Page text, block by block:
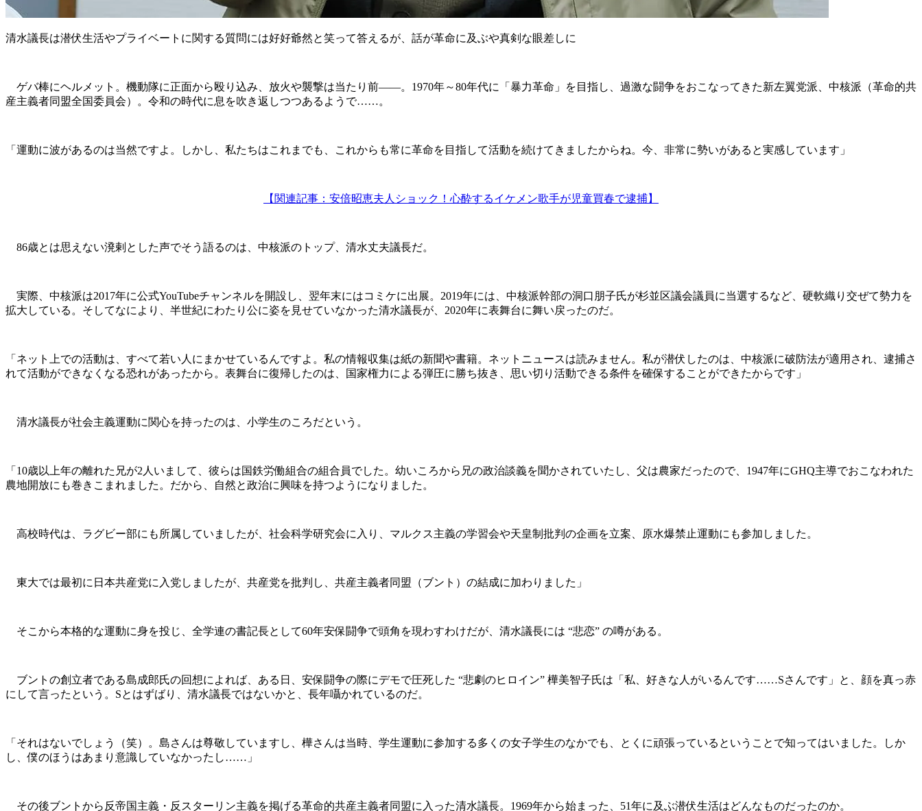
清水議長は潜伏生活やプライベートに関する質問には好好爺然と笑って答えるが、話が革命に及ぶや真剣な眼差しに
ゲバ棒にヘルメット。機動隊に正面から殴り込み、放火や襲撃は当たり前――。1970年～80年代に「暴力革命」を目指し、過激な闘争をおこなってきた新左翼党派、中核派（革命的共
産主義者同盟全国委員会）。令和の時代に息を吹き返しつつあるようで……。
「運動に波があるのは当然ですよ。しかし、私たちはこれまでも、これからも常に革命を目指して活動を続けてきましたからね。今、非常に勢いがあると実感しています」
【関連記事：安倍昭恵夫人ショック！心酔するイケメン歌手が児童買春で逮捕】
86歳とは思えない溌剌とした声でそう語るのは、中核派のトップ、清水丈夫議長だ。
実際、中核派は2017年に公式YouTubeチャンネルを開設し、翌年末にはコミケに出展。2019年には、中核派幹部の洞口朋子氏が杉並区議会議員に当選するなど、硬軟織り交ぜて勢力を
拡大している。そしてなにより、半世紀にわたり公に姿を見せていなかった清水議長が、2020年に表舞台に舞い戻ったのだ。
「ネット上での活動は、すべて若い人にまかせているんですよ。私の情報収集は紙の新聞や書籍。ネットニュースは読みません。私が潜伏したのは、中核派に破防法が適用され、逮捕さ
れて活動ができなくなる恐れがあったから。表舞台に復帰したのは、国家権力による弾圧に勝ち抜き、思い切り活動できる条件を確保することができたからです」
清水議長が社会主義運動に関心を持ったのは、小学生のころだという。
「10歳以上年の離れた兄が2人いまして、彼らは国鉄労働組合の組合員でした。幼いころから兄の政治談義を聞かされていたし、父は農家だったので、1947年にGHQ主導でおこなわれた
農地開放にも巻きこまれました。だから、自然と政治に興味を持つようになりました。
高校時代は、ラグビー部にも所属していましたが、社会科学研究会に入り、マルクス主義の学習会や天皇制批判の企画を立案、原水爆禁止運動にも参加しました。
東大では最初に日本共産党に入党しましたが、共産党を批判し、共産主義者同盟（ブント）の結成に加わりました」
そこから本格的な運動に身を投じ、全学連の書記長として60年安保闘争で頭角を現わすわけだが、清水議長には “悲恋” の噂がある。
ブントの創立者である島成郎氏の回想によれば、ある日、安保闘争の際にデモで圧死した “悲劇のヒロイン” 樺美智子氏は「私、好きな人がいるんです……Sさんです」と、顔を真っ赤
にして言ったという。Sとはずばり、清水議長ではないかと、長年囁かれているのだ。
「それはないでしょう（笑）。島さんは尊敬していますし、樺さんは当時、学生運動に参加する多くの女子学生のなかでも、とくに頑張っているということで知ってはいました。しか
し、僕のほうはあまり意識していなかったし……」
その後ブントから反帝国主義・反スターリン主義を掲げる革命的共産主義者同盟に入った清水議長。1969年から始まった、51年に及ぶ潜伏生活はどんなものだったのか。